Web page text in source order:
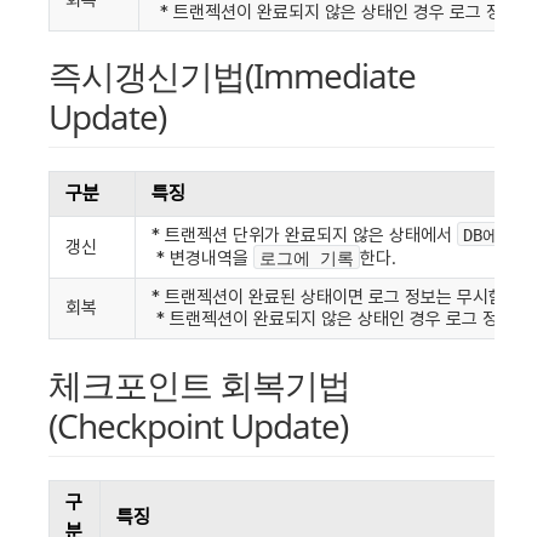
* 트랜젝션이 완료되지 않은 상태인 경우 로그 정보는
즉시갱신기법(Immediate
Update)
구분 특징
갱신
* 트랜젝션 단위가 완료되지 않은 상태에서 DB에
* 변경내역을 로그에 기록 한다.
회복
* 트랜젝션이 완료된 상태이면 로그 정보는 무시함.
* 트랜젝션이 완료되지 않은 상태인 경우 로그 정보를
체크포인트 회복기법
(Checkpoint Update)
구
분
특징